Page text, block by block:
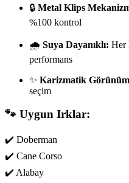
🔒 Metal Klips
%100 kontrol
🌧️ Suya Dayanıklı: Her
performans
✨ Karizmatik
seçim
🐾 Uygun Irklar:
✔️ Doberman
✔️ Cane Corso
✔️ Alabay